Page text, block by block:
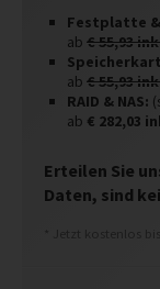
Festplatte &
ab €55,93
ab €55,93
RAID & NAS:
ab € 282,03
Erteilen Sie
Daten, sind